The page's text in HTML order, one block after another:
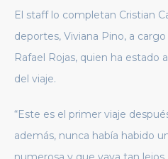
El staff lo completan Cristian
deportes, Viviana Pino, a
Rafael Rojas, quien ha estado
del viaje.
“Este es el primer viaje
además, nunca había habido